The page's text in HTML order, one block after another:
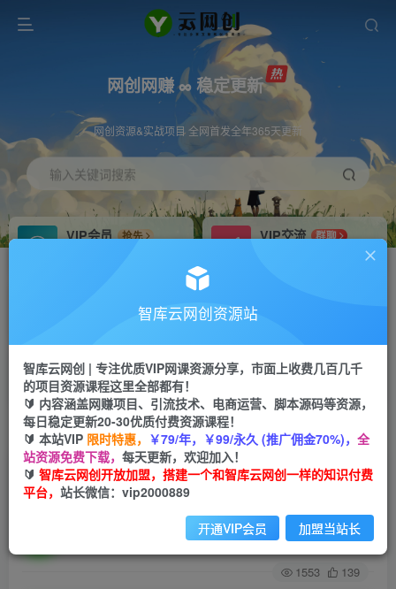
网创网赚 ∞ 稳定更新
网创资源&实战项目 全网首发全年365天更新
输入关键词搜索
VIP会员
抢先
VIP交流
群聊
研究探讨更多创业项目路子。
会员专属推广链接
网赚网创 项目
365天稳定跟新
APP下载
GO
首页 创业课程 会员专属 正文
（6432期）AI学习创富营-AI时代，赋能你终身学
习、快乐赚钱、自动创富
关注 私信
1553 139
智库云网创资源站
智库云网创 | 专注优质VIP网课资源分享，市面上收费几百几千
的项目资源课程这里全部都有！
🔰 内容涵盖网赚项目、引流技术、电商运营、脚本源码等资源，
每日稳定更新20-30优质付费资源课程！
🔰 本站VIP 限时特惠， ￥79/年，￥99/永久 (推广佣金70%)， 全
站资源免费下载， 每天更新，欢迎加入！
🔰 智库云网创开放加盟，搭建一个和智库云网创一样的知识付费
平台， 站长微信：vip2000889
开通VIP会员 加盟当站长